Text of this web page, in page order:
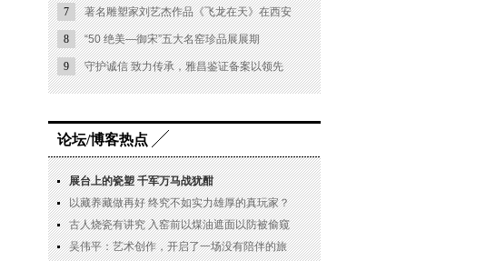
7 著名雕塑家刘艺杰作品《飞龙在天》在西安
8 “50 绝美—御宋”五大名窑珍品展展期
9 守护诚信 致力传承，雅昌鉴证备案以领先
论坛/博客热点
展台上的瓷塑 千军万马战犹酣
以藏养藏做再好 终究不如实力雄厚的真玩家？
古人烧瓷有讲究 入窑前以煤油遮面以防被偷窥
吴伟平：艺术创作，开启了一场没有陪伴的旅